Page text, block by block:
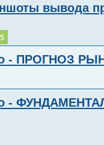
вывода
5
- ПРОГНОЗ
-